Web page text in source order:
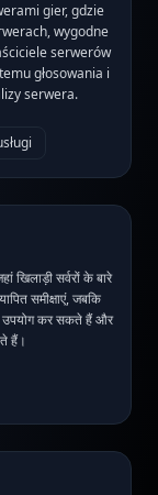
gier, gdzie
wygodne
serwerów
głosowania i
serwera.
खिलाड़ी सर्वरों के बारे
समीक्षाएं, जबकि
उपयोग कर सकते हैं और
हैं।